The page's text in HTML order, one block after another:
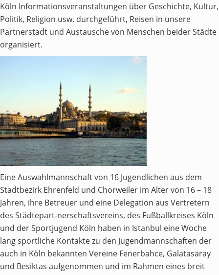
Köln Informationsveranstaltungen über Geschichte, Kultur,
Politik, Religion usw. durchgeführt, Reisen in unsere
Partnerstadt und Austausche von Menschen beider Städte
organisiert.
Eine Auswahlmannschaft von 16 Jugendlichen aus dem
Stadtbezirk Ehrenfeld und Chorweiler im Alter von 16 – 18
Jahren, ihre Betreuer und eine Delegation aus Vertretern
des Städtepart-nerschaftsvereins, des Fußballkreises Köln
und der Sportjugend Köln haben in Istanbul eine Woche
lang sportliche Kontakte zu den Jugendmannschaften der
auch in Köln bekannten Vereine Fenerbahce, Galatasaray
und Besiktas aufgenommen und im Rahmen eines breit